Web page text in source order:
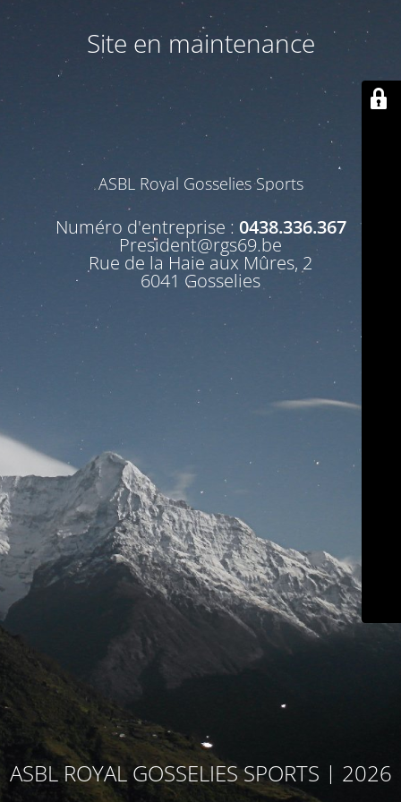
Site en maintenance
ASBL Royal Gosselies Sports
Numéro d'entreprise : 0438.336.367
President@rgs69.be
Rue de la Haie aux Mûres, 2
6041 Gosselies
ASBL ROYAL GOSSELIES SPORTS | 2026